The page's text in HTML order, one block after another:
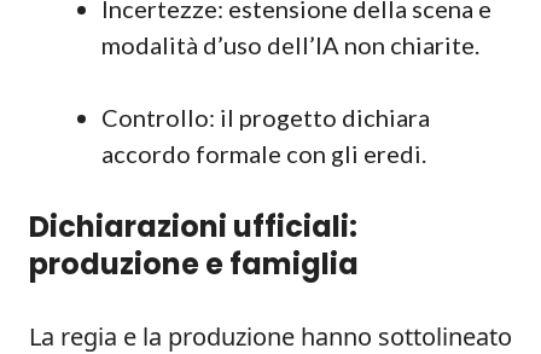
Incertezze: estensione della scena e
modalità d’uso dell’IA non chiarite.
Controllo: il progetto dichiara
accordo formale con gli eredi.
Dichiarazioni ufficiali:
produzione e famiglia
La regia e la produzione hanno sottolineato